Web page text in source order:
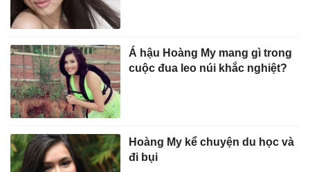
Á hậu Hoàng My mang gì trong
cuộc đua leo núi khắc nghiệt?
Hoàng My kể chuyện du học và
đi bụi